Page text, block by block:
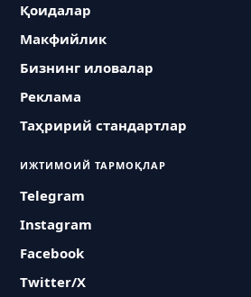
Қоидалар
Макфийлик
Бизнинг иловалар
Реклама
Таҳририй стандартлар
ИЖТИМОИЙ ТАРМОҚЛАР
Telegram
Instagram
Facebook
Twitter/X